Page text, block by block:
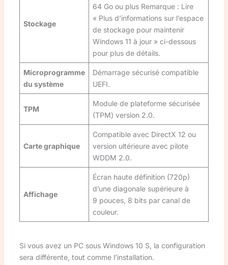
Stockage
64 Go ou plus Remarque : Lire
« Plus d’informations sur l’espace
de stockage pour maintenir
Windows 11 à jour » ci-dessous
pour plus de détails.
Microprogramme
du système
Démarrage sécurisé compatible
UEFI.
TPM
Module de plateforme sécurisée
(TPM) version 2.0.
Carte graphique
Compatible avec DirectX 12 ou
version ultérieure avec pilote
WDDM 2.0.
Affichage
Écran haute définition (720p)
d’une diagonale supérieure à
9 pouces, 8 bits par canal de
couleur.
Si vous avez un PC sous Windows 10 S, la configuration
sera différente, tout comme l’installation.